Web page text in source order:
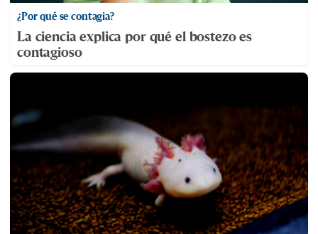
¿Por qué se contagia?
La ciencia explica por qué el bostezo es
contagioso